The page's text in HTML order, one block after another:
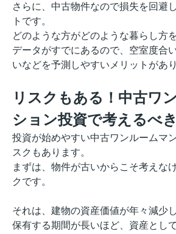
さらに、中古物件なので損失を回避
トです。
どのような方がどのような暮らし方
データがすでにあるので、空室度合
いなどを予測しやすいメリットがあり
リスクもある！中古ワ
ション投資で考えるべ
投資が始めやすい中古ワンルームマ
スクもあります。
まずは、物件が古いからこそ考えな
クです。
それは、建物の資産価値が年々減少
保有する期間が長いほど、資産とし